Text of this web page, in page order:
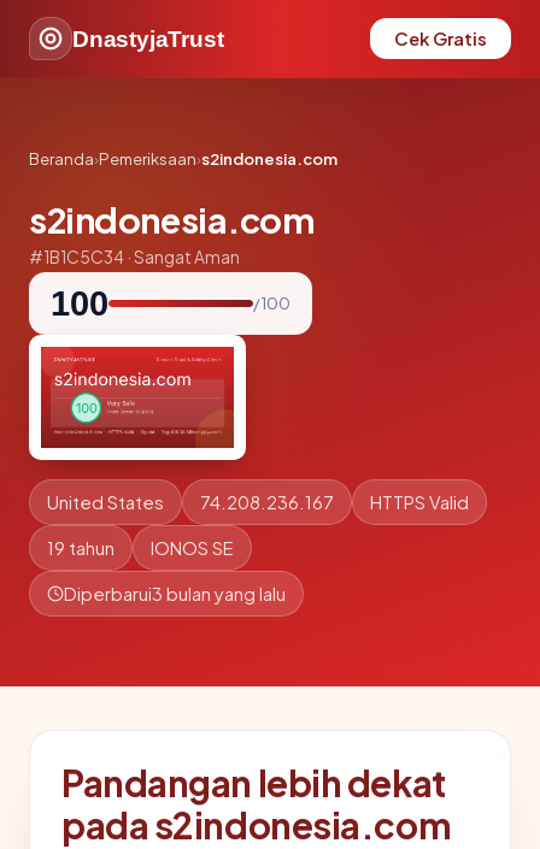
DnastyjaTrust Cek Gratis
Beranda›Pemeriksaan›s2indonesia.com
s2indonesia.com
#1B1C5C34 · Sangat Aman
100 / 100
United States 74.208.236.167 HTTPS Valid
19 tahun IONOS SE
Diperbarui3 bulan yang lalu
Pandangan lebih dekat
pada s2indonesia.com